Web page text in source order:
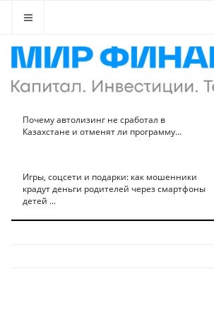
Почему автолизинг не сработал в
Казахстане и отменят ли программу...
Игры, соцсети и подарки: как мошенники
крадут деньги родителей через смартфоны
детей ...